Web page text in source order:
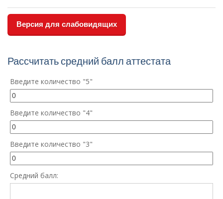
Версия для слабовидящих
Рассчитать средний балл аттестата
Введите количество "5"
Введите количество "4"
Введите количество "3"
Средний балл: